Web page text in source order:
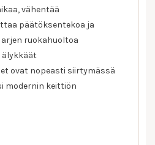
vähentää
päätöksentekoa ja
ruokahuoltoa
älykkäät
ovat nopeasti siirtymässä
modernin keittiön